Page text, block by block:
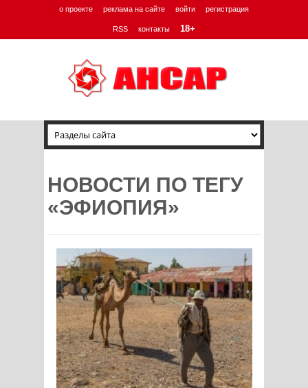
о проекте реклама на сайте войти регистрация
RSS контакты 18+
НОВОСТИ ПО ТЕГУ
«ЭФИОПИЯ»